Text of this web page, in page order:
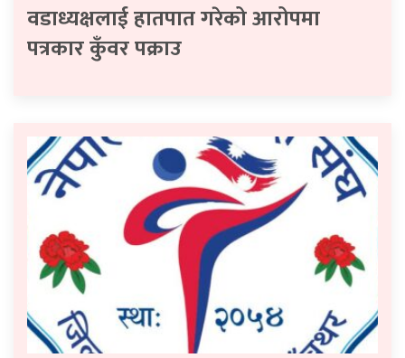
वडाध्यक्षलाई हातपात गरेको आरोपमा
पत्रकार कुँवर पक्राउ